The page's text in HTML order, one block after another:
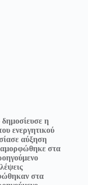
η
ενεργητικού
αύξηση
στα
στα